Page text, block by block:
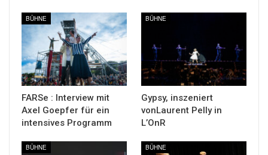
BÜHNE
FARSe : Interview mit
Axel Goepfer für ein
intensives Programm
BÜHNE
Gypsy, inszeniert
vonLaurent Pelly in
L’OnR
BÜHNE BÜHNE